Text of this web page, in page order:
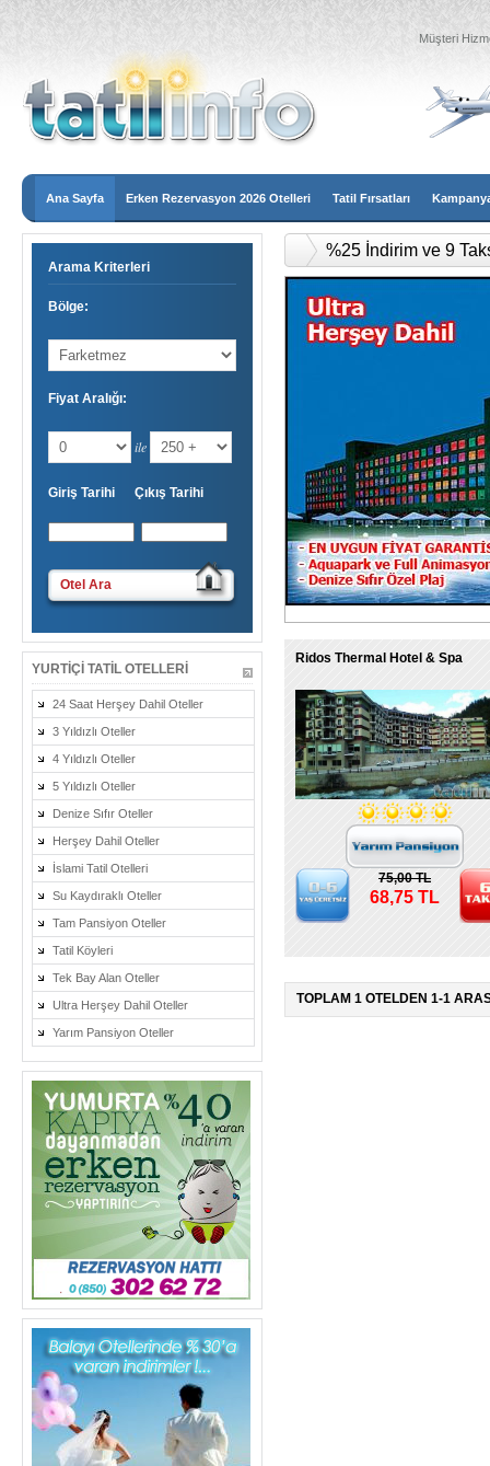
Müşteri
Ana Sayfa Erken Rezervasyon 2026 Otelleri Tatil Fırsatları
Arama Kriterleri
Bölge:
Fiyat Aralığı:
ile
Giriş Tarihi Çıkış Tarihi
Otel Ara
YURTIÇI TATIL OTELLERI
24 Saat Herşey Dahil Oteller
3 Yıldızlı Oteller
4 Yıldızlı Oteller
5 Yıldızlı Oteller
Denize Sıfır Oteller
Herşey Dahil Oteller
İslami Tatil Otelleri
Su Kaydıraklı Oteller
Tam Pansiyon Oteller
Tatil Köyleri
Tek Bay Alan Oteller
Ultra Herşey Dahil Oteller
Yarım Pansiyon Oteller
%25 İndirim ve 9
Ridos Thermal Hotel & Spa
75,00 TL
68,75 TL
TOPLAM 1 OTELDEN 1-1